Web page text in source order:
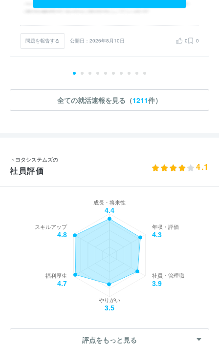
問題を報告する 公開日：2026年8月10日 0 0
全ての就活速報を見る（1211件）
トヨタシステムズの
社員評価 4.1
成長・将来性
4.4
年収・評価
4.3
社員・管理職
3.9
やりがい
3.5
福利厚生
4.7
スキルアップ
4.8
評点をもっと見る